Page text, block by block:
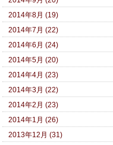
2014年8月 (19)
2014年7月 (22)
2014年6月 (24)
2014年5月 (20)
2014年4月 (23)
2014年3月 (22)
2014年2月 (23)
2014年1月 (26)
2013年12月 (31)